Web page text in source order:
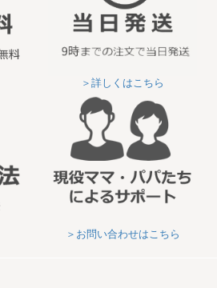
＞詳しくはこちら
＞お問い合わせはこちら